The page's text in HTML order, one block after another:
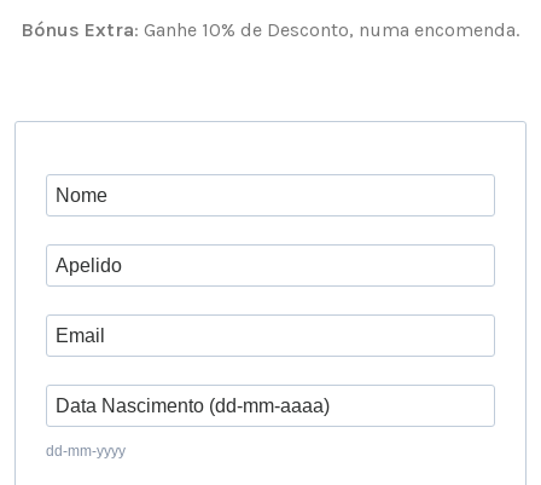
Bónus Extra: Ganhe 10% de Desconto, numa encomenda.
dd-mm-yyyy